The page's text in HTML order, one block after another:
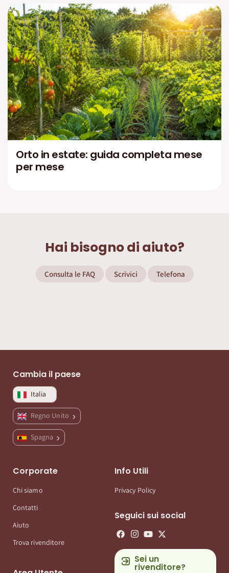
Orto in estate: guida completa mese
per mese
Hai bisogno di aiuto?
Consulta le FAQ Scrivici Telefona
Cambia il paese
Italia
Regno Unito
Spagna
Corporate
Chi siamo
Contatti
Aiuto
Trova rivenditore
Info Utili
Privacy Policy
Seguici sui social
Sei un
rivenditore?